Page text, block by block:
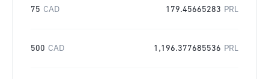
75 CAD 179.45665283 PRL
500 CAD 1,196.377685536 PRL